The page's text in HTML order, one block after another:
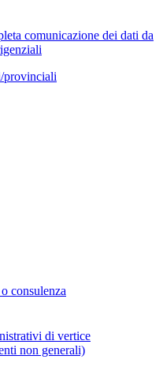
comunicazione dei dati da
provinciali
consulenza
di vertice
non generali)